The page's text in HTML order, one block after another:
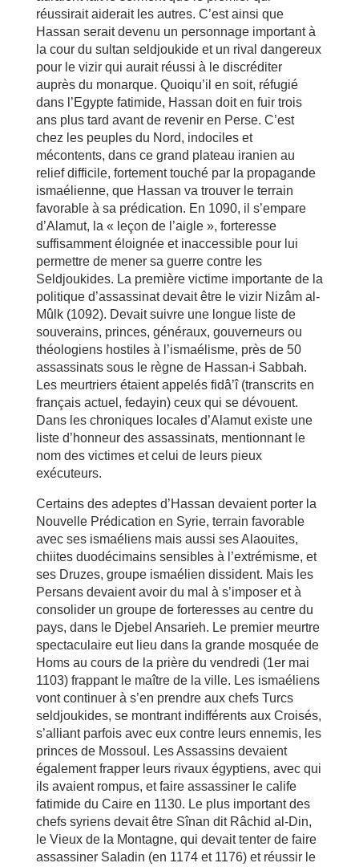
réussirait aiderait les autres. C’est ainsi que
Hassan serait devenu un personnage important à
la cour du sultan seldjoukide et un rival dangereux
pour le vizir qui aurait réussi à le discréditer
auprès du monarque. Quoiqu’il en soit, réfugié
dans l’Egypte fatimide, Hassan doit en fuir trois
ans plus tard avant de revenir en Perse. C’est
chez les peuples du Nord, indociles et
mécontents, dans ce grand plateau iranien au
relief difficile, fortement touché par la propagande
ismaélienne, que Hassan va trouver le terrain
favorable à sa prédication. En 1090, il s’empare
d’Alamut, la « leçon de l’aigle », forteresse
suffisamment éloignée et inaccessible pour lui
permettre de mener sa guerre contre les
Seldjoukides. La première victime importante de la
politique d’assassinat devait être le vizir Nizâm al-
Mûlk (1092). Devait suivre une longue liste de
souverains, princes, généraux, gouverneurs ou
théologiens hostiles à l’ismaélisme, près de 50
assassinats sous le règne de Hassan-i Sabbah.
Les meurtriers étaient appelés fidâ’î (transcrits en
français actuel, fedayin) ceux qui se dévouent.
Dans les chroniques locales d’Alamut existe une
liste d’honneur des assassinats, mentionnant le
nom des victimes et celui de leurs pieux
exécuteurs.
Certains des adeptes d’Hassan devaient porter la
Nouvelle Prédication en Syrie, terrain favorable
avec ses ismaéliens mais aussi ses Alaouites,
chiites duodécimains sensibles à l’extrémisme, et
ses Druzes, groupe ismaélien dissident. Mais les
Persans devaient avoir du mal à s’imposer et à
consolider un groupe de forteresses au centre du
pays, dans le Djebel Ansarieh. Le premier meurtre
spectaculaire eut lieu dans la grande mosquée de
Homs au cours de la prière du vendredi (1er mai
1103) frappant le maître de la ville. Les ismaéliens
vont continuer à s’en prendre aux chefs Turcs
seldjoukides, se montrant indifférents aux Croisés,
s’alliant parfois avec eux contre leurs ennemis, les
princes de Mossoul. Les Assassins devaient
également frapper leurs rivaux égyptiens, avec qui
ils avaient rompus, et faire assassiner le calife
fatimide du Caire en 1130. Le plus important des
chefs syriens devait être Sînan dit Râchid al-Din,
le Vieux de la Montagne, qui devait tenter de faire
assassiner Saladin (en 1174 et 1176) et réussir le